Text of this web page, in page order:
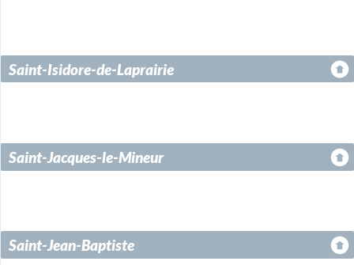
Saint-Isidore-de-Laprairie
Saint-Jacques-le-Mineur
Saint-Jean-Baptiste